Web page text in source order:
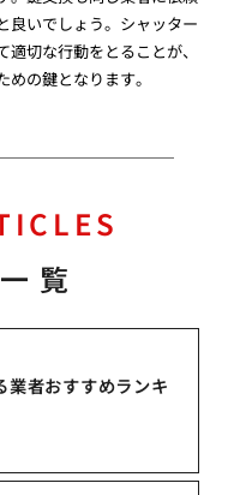
良いでしょう。シャッター
切な行動をとることが、
の鍵となります。
覧
業者おすすめランキ